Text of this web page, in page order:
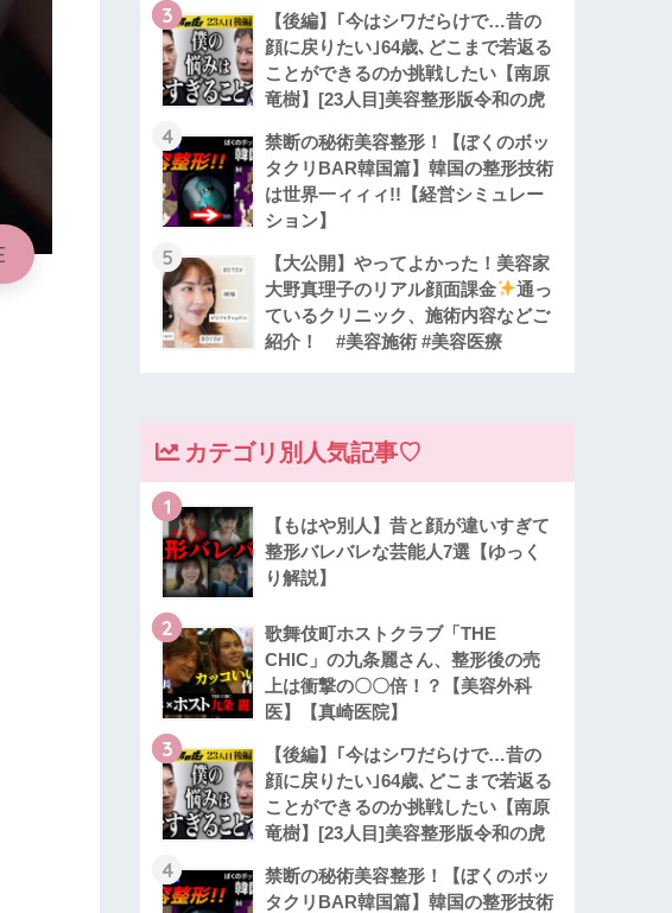
3
【後編】｢今はシワだらけで…昔の
顔に戻りたい｣64歳､どこまで若返る
ことができるのか挑戦したい【南原
竜樹】[23人目]美容整形版令和の虎
4
禁断の秘術美容整形！【ぼくのボッ
タクリBAR韓国篇】韓国の整形技術
は世界一ィィィ!!【経営シミュレー
ション】
5
【大公開】やってよかった！美容家
大野真理子のリアル顔面課金
通っ
ているクリニック、施術内容などご
紹介！ #美容施術 #美容医療
カテゴリ別人気記事♡
1
【もはや別人】昔と顔が違いすぎて
整形バレバレな芸能人7選【ゆっく
り解説】
2
歌舞伎町ホストクラブ「THE
CHIC」の九条麗さん、整形後の売
上は衝撃の〇〇倍！？【美容外科
医】【真崎医院】
3
【後編】｢今はシワだらけで…昔の
顔に戻りたい｣64歳､どこまで若返る
ことができるのか挑戦したい【南原
竜樹】[23人目]美容整形版令和の虎
4
禁断の秘術美容整形！【ぼくのボッ
タクリBAR韓国篇】韓国の整形技術